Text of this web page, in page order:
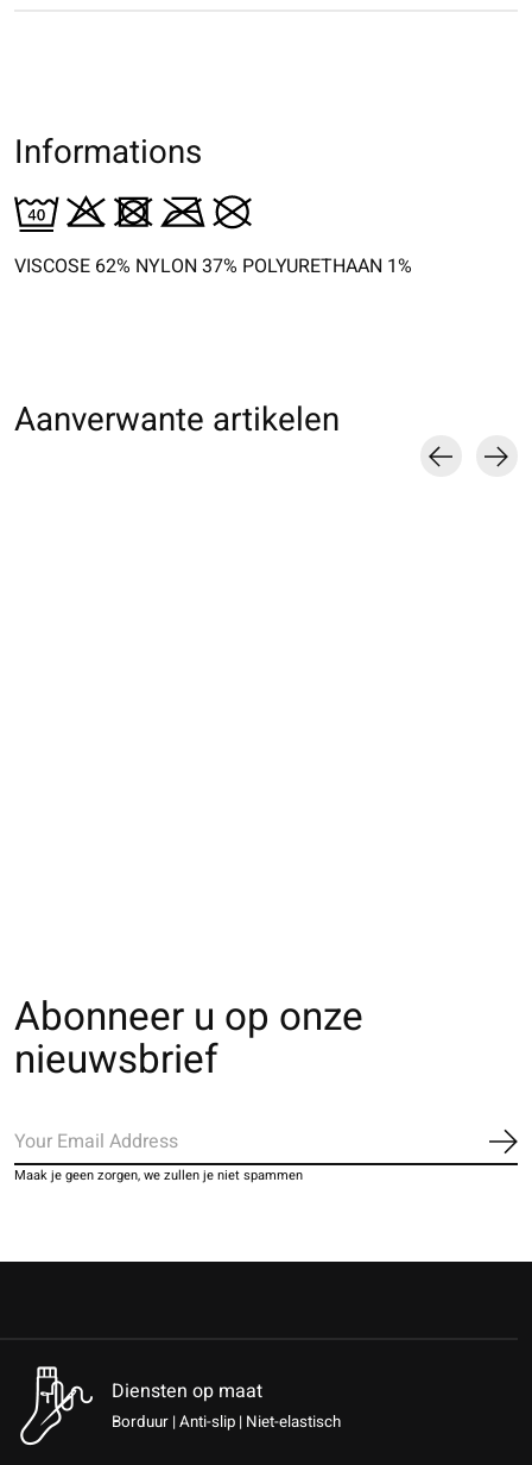
Informations
VISCOSE 62% NYLON 37% POLYURETHAAN 1%
Aanverwante artikelen
Abonneer u op onze
nieuwsbrief
Maak je geen zorgen, we zullen je niet spammen
Diensten op maat
Borduur | Anti-slip | Niet-elastisch